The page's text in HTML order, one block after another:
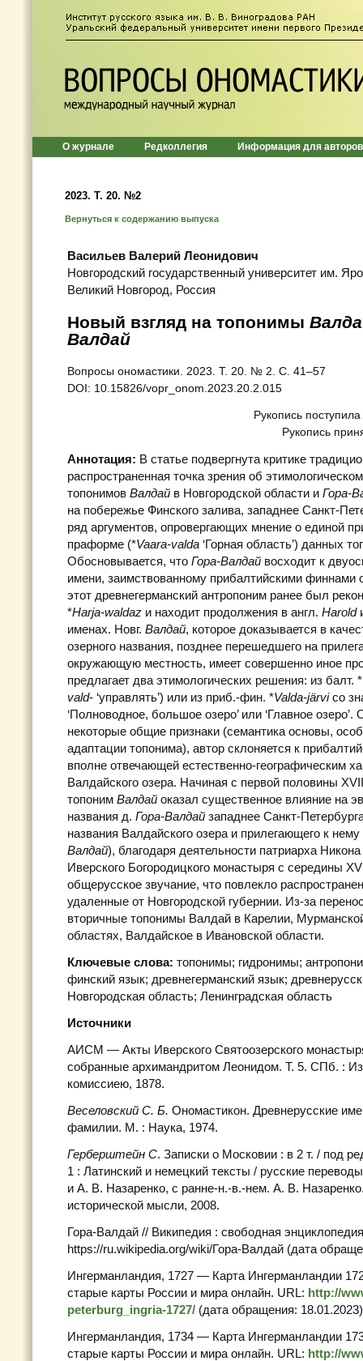
О журнале Редколлегия Информация для авторов
2023. Т. 20. №2
Вернуться к содержанию выпуска
Васильев Валерий Леонидович
Новгородский государственный университет им.
Великий Новгород, Россия
Новый взгляд на топонимы
Валдай
Вопросы ономастики. 2023. Т. 20. № 2. С. 41–57
DOI: 10.15826/vopr_onom.2023.20.2.015
Рукопись
Рукопись
Аннотация: В статье подвергнута критике
распространенная точка зрения об
топонимов Валдай в Новгородской области и Гора-
на побережье Финского залива, западнее Санкт-
ряд аргументов, опровергающих мнение о единой
праформе (*Vaara-valda ‘Горная область’) данных
Обосновывается, что Гора-Валдай восходит к
имени, заимствованному прибалтийскими финнами
этот древнегерманский антропоним ранее был
*Harja-waldaz и находит продолжения в англ. Harold
именах. Новг. Валдай, которое доказывается в
озерного названия, позднее перешедшего на
окружающую местность, имеет совершенно иное
предлагает два этимологических решения: из балт. *
vald- ‘управлять’) или из приб.-фин. *Valda-järviсо
‘Полноводное, большое озеро’ или ‘Главное озеро’.
некоторые общие признаки (семантика основы,
адаптации топонима), автор склоняется к
вполне отвечающей естественно-географическим
Валдайского озера. Начиная с первой половины
топоним Валдай оказал существенное влияние на
названия д. Гора-Валдай западнее Санкт-
названия Валдайского озера и прилегающего к нему
Валдай), благодаря деятельности патриарха
Иверского Богородицкого монастыря с середины
общерусское звучание, что повлекло
удаленные от Новгородской губернии. Из-за
вторичные топонимы Валдай в Карелии,
областях, Валдайское в Ивановской области.
Ключевые слова: топонимы; гидронимы;
финский язык; древнегерманский язык;
Новгородская область; Ленинградская область
Источники
АИСМ — Акты Иверского Святоозерского
собранные архимандритом Леонидом. Т. 5. СПб. :
комиссиею, 1878.
Веселовский С. Б. Ономастикон. Древнерусские
фамилии. М. : Наука, 1974.
Герберштейн С. Записки о Московии : в 2 т. / под
1 : Латинский и немецкий тексты / русские
и А. В. Назаренко, с ранне-н.-в.-нем. А. В.
исторической мысли, 2008.
Гора-Валдай // Википедия : свободная
https://ru.wikipedia.org/wiki/Гора-Валдай (дата
Ингерманландия, 1727 — Карта Ингерманландии
старые карты России и мира онлайн. URL: http://
peterburg_ingria-1727/ (дата обращения:
Ингерманландия, 1734 — Карта Ингерманландии
старые карты России и мира онлайн. URL: http://